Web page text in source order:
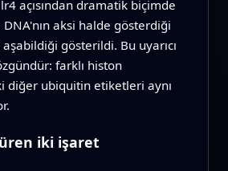
açısından dramatik biçimde
DNA'nın aksi halde gösterdiği
gösterildi. Bu uyarıcı
farklı histon
diğer ubiquitin etiketleri aynı
iki işaret